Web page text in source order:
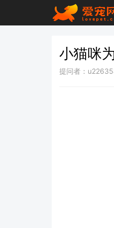
小猫咪
提问者：